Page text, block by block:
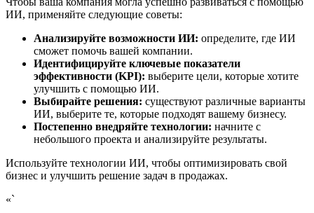
ИИ, применяйте следующие советы:
Анализируйте возможности ИИ: определите, где ИИ
сможет помочь вашей компании.
Идентифицируйте ключевые показатели
эффективности (KPI): выберите цели, которые хотите
улучшить с помощью ИИ.
Выбирайте решения: существуют различные варианты
ИИ, выберите те, которые подходят вашему бизнесу.
Постепенно внедряйте технологии: начните с
небольшого проекта и анализируйте результаты.
Используйте технологии ИИ, чтобы оптимизировать свой
бизнес и улучшить решение задач в продажах.
«`